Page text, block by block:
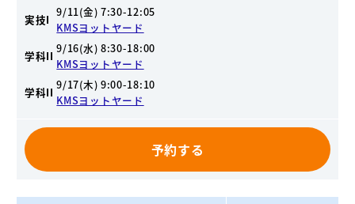
実技I
9/11(金) 7:30-12:05
KMSヨットヤード
学科II
9/16(水) 8:30-18:00
KMSヨットヤード
学科II
9/17(木) 9:00-18:10
KMSヨットヤード
予約する